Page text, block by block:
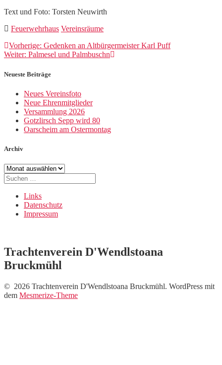
Text und Foto: Torsten Neuwirth
Feuerwehrhaus Vereinsräume
Beitragsnavigation
Vorherige: Vorheriger
Beitrag:
Gedenken an Altbürgermeister Karl Puff
Weiter: Nächster
Palmesel und Palmbuschn
Neueste Beiträge
Neues Vereinsfoto
Neue Ehrenmitglieder
Versammlung 2026
Gotzlirsch Sepp wird 80
Oarscheim am Ostermontag
Archiv
Archiv
Suche
nach:
Links
Datenschutz
Impressum
Trachtenverein D'Wendlstoana
Bruckmühl
© 2026 Trachtenverein D'Wendlstoana Bruckmühl. WordPress mit
dem Mesmerize-Theme